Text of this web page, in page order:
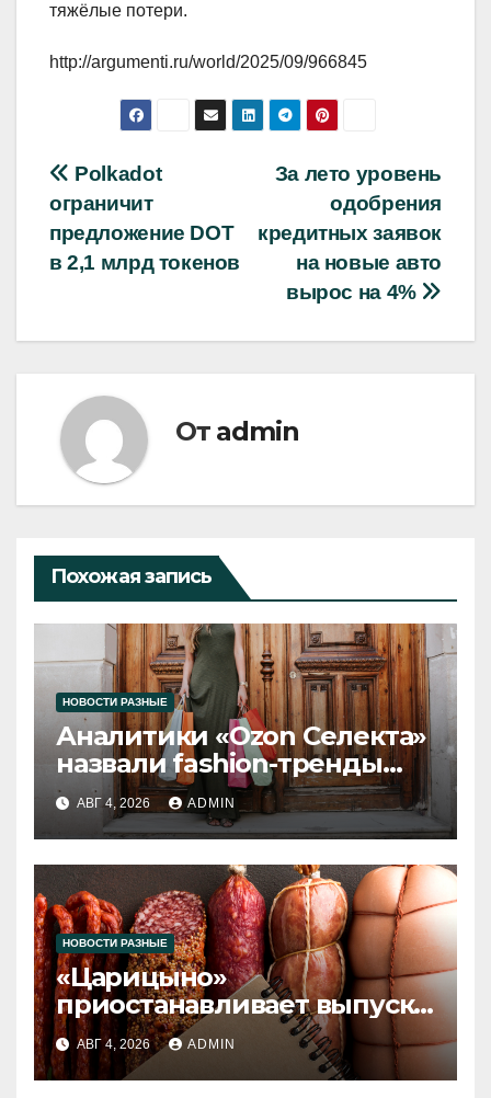
тяжёлые потери.
http://argumenti.ru/world/2025/09/966845
Навигация
по
записям
За лето уровень
одобрения
кредитных заявок
на новые авто
вырос на 4%
Polkadot
ограничит
предложение DOT
в 2,1 млрд токенов
От admin
Похожая запись
НОВОСТИ РАЗНЫЕ
Аналитики «Ozon Селекта»
назвали fashion-тренды
2026 года
АВГ 4, 2026 ADMIN
НОВОСТИ РАЗНЫЕ
«Царицыно»
приостанавливает выпуск
продукции
АВГ 4, 2026 ADMIN